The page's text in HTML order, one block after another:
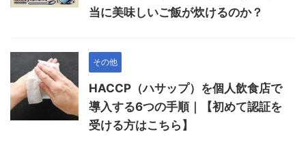
当に美味しいご飯が炊けるのか？
その他
HACCP（ハサップ）を個人飲食店で
導入する6つの手順｜【初めて認証を
受ける方はこちら】